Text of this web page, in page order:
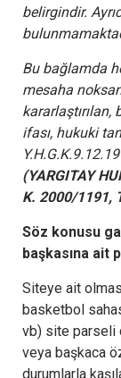
belirgindir.
Bu bağlamda
mesaha
ifası, hukuki
(YARGITAY
K. 2000/1191,
Söz konusu
başkasına ait
Siteye ait
basketbol
vb) site parseli
veya başkaca
durumlarla